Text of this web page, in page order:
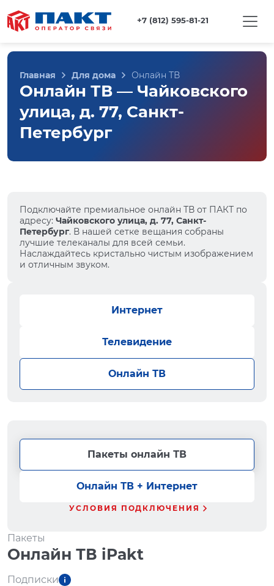
+7 (812) 595-81-21
Главная Для дома Онлайн ТВ
Онлайн ТВ — Чайковского
улица, д. 77, Санкт-
Петербург
Подключайте премиальное онлайн ТВ от ПАКТ по
адресу: Чайковского улица, д. 77, Санкт-
Петербург. В нашей сетке вещания собраны
лучшие телеканалы для всей семьи.
Наслаждайтесь кристально чистым изображением
и отличным звуком.
Интернет
Телевидение
Онлайн ТВ
Пакеты онлайн ТВ
Онлайн ТВ + Интернет
УСЛОВИЯ ПОДКЛЮЧЕНИЯ
Пакеты
Онлайн ТВ iPakt
Подписки